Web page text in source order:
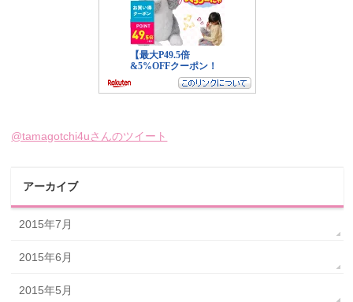
@tamagotchi4uさんのツイート
アーカイブ
2015年7月
2015年6月
2015年5月